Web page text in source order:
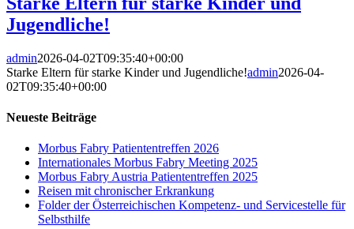
Jugendliche!
admin2026-04-02T09:35:40+00:00
Starke Eltern für starke Kinder und Jugendliche!admin2026-04-
02T09:35:40+00:00
Neueste Beiträge
Morbus Fabry Patiententreffen 2026
Internationales Morbus Fabry Meeting 2025
Morbus Fabry Austria Patiententreffen 2025
Reisen mit chronischer Erkrankung
Folder der Österreichischen Kompetenz- und Servicestelle für
Selbsthilfe